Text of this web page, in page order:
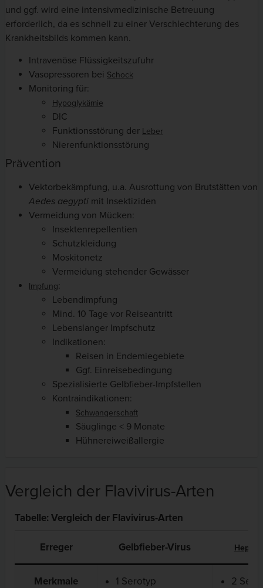
und ggf. wird eine intensivmedizinische Betreuung
erforderlich, da es schnell zu einer Verschlechterung des
Krankheitsbilds kommen kann.
Intravenöse Flüssigkeitszufuhr
Vasopressoren bei Schock
Monitoring für:
Hypoglykämie
DIC
Funktionsstörung der Leber
Nierenfunktionsstörung
Prävention
Vektorbekämpfung, u.a. Ausrottung von Brutstätten von
Aedes aegypti mit Insektiziden
Vermeidung von Mücken:
Insektenrepellentien
Schutzkleidung
Moskitonetz
Vermeidung stehender Gewässer
Impfung:
Lebendimpfung
Mind. 10 Tage vor Reiseantritt
Lebenslanger Impfschutz
Indikationen:
Reisen in Endemiegebiete
Ggf. Einreisebedingung
Spezialisierte Gelbfieber-Impfstellen
Kontraindikationen:
Schwangerschaft
Säuglinge < 9 Monate
Hühnereiweißallergie
Vergleich der Flavivirus-Arten
Tabelle: Vergleich der Flavivirus-Arten
Erreger Gelbfieber-Virus
Merkmale
1 Serotyp
2